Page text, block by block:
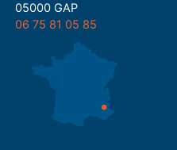
05000 GAP
06 75 81 05 85